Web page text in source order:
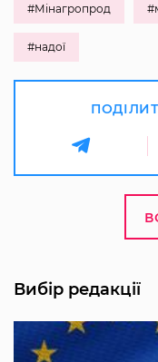
#Мінагропрод
#надої
Вибір редакції